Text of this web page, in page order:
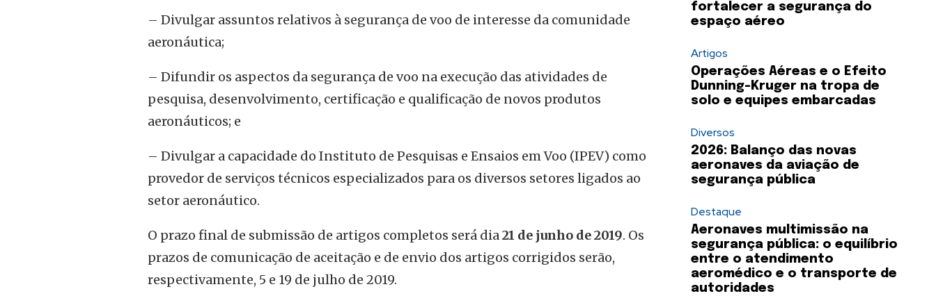
– Divulgar assuntos relativos à segurança de voo de interesse da comunidade
aeronáutica;
– Difundir os aspectos da segurança de voo na execução das atividades de
pesquisa, desenvolvimento, certificação e qualificação de novos produtos
aeronáuticos; e
– Divulgar a capacidade do Instituto de Pesquisas e Ensaios em Voo (IPEV) como
provedor de serviços técnicos especializados para os diversos setores ligados ao
setor aeronáutico.
O prazo final de submissão de artigos completos será dia21 de junho de 2019. Os
prazos de comunicação de aceitação e de envio dos artigos corrigidos serão,
respectivamente, 5 e 19 de julho de 2019.
fortalecer a segurança do
espaço aéreo
Artigos
Operações Aéreas e o Efeito
Dunning-Kruger na tropa de
solo e equipes embarcadas
Diversos
2026: Balanço das novas
aeronaves da aviação de
segurança pública
Destaque
Aeronaves multimissão na
segurança pública: o equilíbrio
entre o atendimento
aeromédico e o transporte de
autoridades